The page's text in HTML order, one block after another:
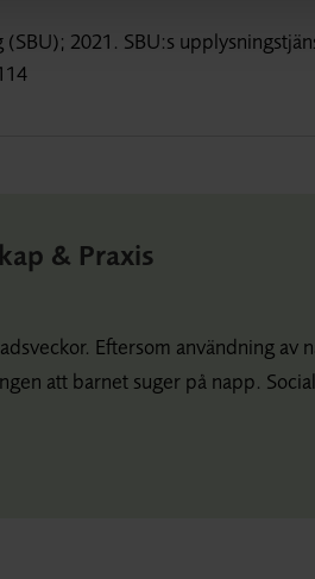
2021. SBU:s
& Praxis
Eftersom användning av
att barnet suger på napp.